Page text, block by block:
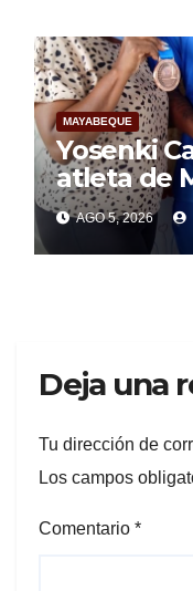
MAYABEQUE
Yosenki
atleta de
subir al
AGO 5, 2026
Deja una
Tu dirección de
Los campos
Comentario *